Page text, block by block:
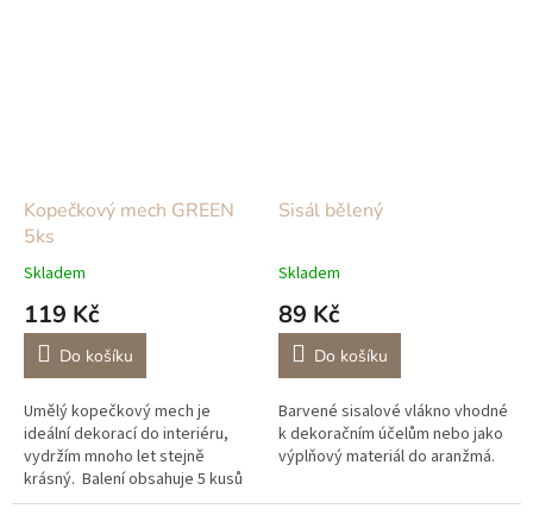
Kopečkový mech GREEN
5ks
Skladem
119 Kč
Do košíku
Umělý kopečkový mech je
ideální dekorací do interiéru,
vydržím mnoho let stejně
krásný. Balení obsahuje 5 kusů
kamenů
Sisál bělený
Skladem
89 Kč
Do košíku
Barvené sisalové vlákno vhodné
k dekoračním účelům nebo jako
výplňový materiál do aranžmá.